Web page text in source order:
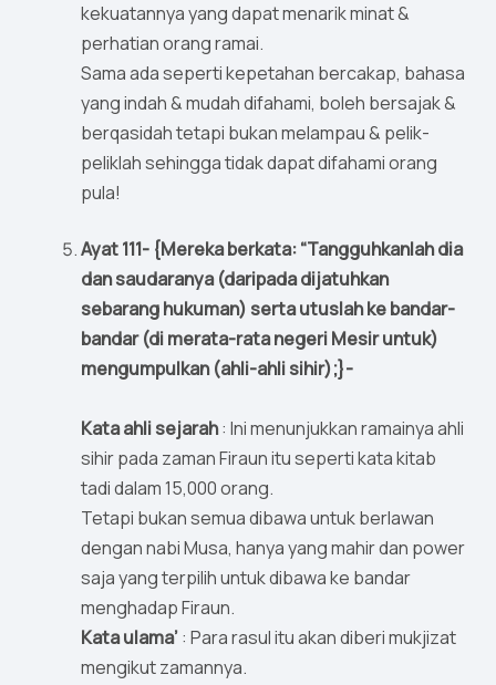
kekuatannya yang dapat menarik minat &
perhatian orang ramai.
Sama ada seperti kepetahan bercakap, bahasa
yang indah & mudah difahami, boleh bersajak &
berqasidah tetapi bukan melampau & pelik-
peliklah sehingga tidak dapat difahami orang
pula!
Ayat 111- {Mereka berkata: “Tangguhkanlah dia
dan saudaranya (daripada dijatuhkan
sebarang hukuman) serta utuslah ke bandar-
bandar (di merata-rata negeri Mesir untuk)
mengumpulkan (ahli-ahli sihir);}-
Kata ahli sejarah: Ini menunjukkan ramainya ahli
sihir pada zaman Firaun itu seperti kata kitab
tadi dalam 15,000 orang.
Tetapi bukan semua dibawa untuk berlawan
dengan nabi Musa, hanya yang mahir dan power
saja yang terpilih untuk dibawa ke bandar
menghadap Firaun.
Kata ulama’: Para rasul itu akan diberi mukjizat
mengikut zamannya.